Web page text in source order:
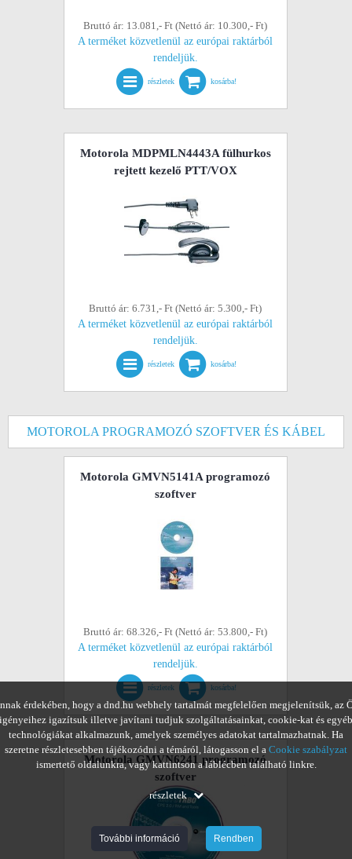
Bruttó ár: 13.081,- Ft (Nettó ár: 10.300,- Ft)
A terméket közvetlenül az európai raktárból
rendeljük.
részletek kosárba!
Motorola MDPMLN4443A fülhurkos
rejtett kezelő PTT/VOX
Bruttó ár: 6.731,- Ft (Nettó ár: 5.300,- Ft)
A terméket közvetlenül az európai raktárból
rendeljük.
részletek kosárba!
MOTOROLA PROGRAMOZÓ SZOFTVER ÉS KÁBEL
Motorola GMVN5141A programozó
szoftver
Bruttó ár: 68.326,- Ft (Nettó ár: 53.800,- Ft)
A terméket közvetlenül az európai raktárból
rendeljük.
részletek kosárba!
Motorola GMVN6241 programozó
szoftver
érdekében, hogy a dnd.hu webhely tartalmát megfelelően megjelenítsük, az
igényeihez igazítsuk illetve javítani tudjuk szolgáltatásainkat, cookie-kat és egyéb
technológiákat alkalmazunk, amelyek személyes adatokat tartalmazhatnak. Ha
szeretne részletesebben tájékozódni a témáról, látogasson el a Cookie szabályzat
ismertető oldalunkra, vagy kattintson a láblécben található linkre.
részletek
További információ Rendben